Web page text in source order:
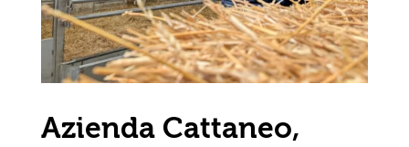
Azienda Cattaneo,